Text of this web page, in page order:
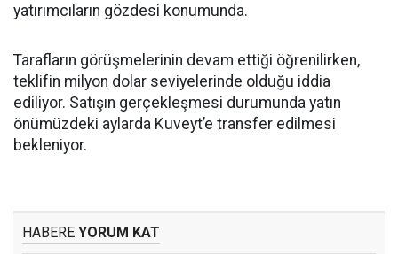
yatırımcıların gözdesi konumunda.
Tarafların görüşmelerinin devam ettiği öğrenilirken,
teklifin milyon dolar seviyelerinde olduğu iddia
ediliyor. Satışın gerçekleşmesi durumunda yatın
önümüzdeki aylarda Kuveyt’e transfer edilmesi
bekleniyor.
HABERE YORUM KAT